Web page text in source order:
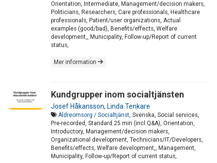
Orientation, Intermediate, Management/decision makers,
Politicians, Researchers, Care professionals, Healthcare
professionals, Patient/user organizations, Actual
examples (good/bad), Benefits/effects, Welfare
development,, Municipality, Follow-up/Report of current
status,
Mer information
Kundgrupper inom socialtjänsten
Josef Håkansson, Linda Tenkare
Äldreomsorg / Socialtjänst, Svenska, Social services,
Pre-recorded, Standard 25 min (incl Q&A), Orientation,
Introductory, Management/decision makers,
Organizational development, Technicians/IT/Developers,
Benefits/effects, Welfare development,, Management,
Municipality, Follow-up/Report of current status,